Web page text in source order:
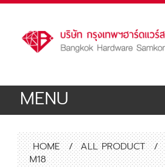
MENU
HOME / ALL PRODUCT /
M18